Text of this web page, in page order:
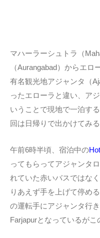
マハーラーシュトラ（
（Aurangabad）からエ
有名観光地アジャンタ（
ったエローラと違い、ア
いうことで現地で一泊す
回は日帰りで出かけてみる
午前6時半頃、宿泊中の
ってもらってアジャンタ
れていた赤いバスではな
りあえず手を上げて停め
の運転手にアジャンタ行
Farjapurとなっているがこ